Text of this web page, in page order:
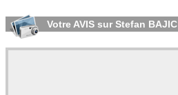
Votre AVIS sur Stefan BAJIC